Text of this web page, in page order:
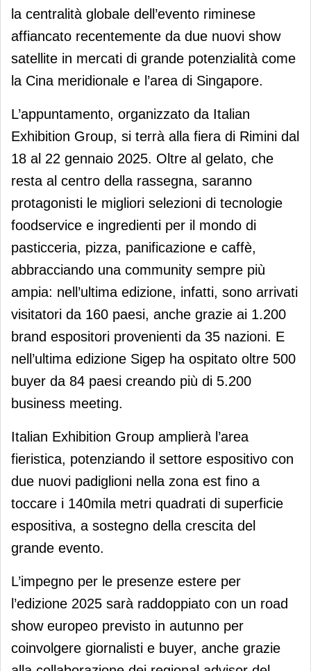
la centralità globale dell’evento riminese
affiancato recentemente da due nuovi show
satellite in mercati di grande potenzialità come
la Cina meridionale e l’area di Singapore.
L’appuntamento, organizzato da Italian
Exhibition Group, si terrà alla fiera di Rimini dal
18 al 22 gennaio 2025. Oltre al gelato, che
resta al centro della rassegna, saranno
protagonisti le migliori selezioni di tecnologie
foodservice e ingredienti per il mondo di
pasticceria, pizza, panificazione e caffè,
abbracciando una community sempre più
ampia: nell’ultima edizione, infatti, sono arrivati
visitatori da 160 paesi, anche grazie ai 1.200
brand espositori provenienti da 35 nazioni. E
nell’ultima edizione Sigep ha ospitato oltre 500
buyer da 84 paesi creando più di 5.200
business meeting.
Italian Exhibition Group amplierà l’area
fieristica, potenziando il settore espositivo con
due nuovi padiglioni nella zona est fino a
toccare i 140mila metri quadrati di superficie
espositiva, a sostegno della crescita del
grande evento.
L’impegno per le presenze estere per
l’edizione 2025 sarà raddoppiato con un road
show europeo previsto in autunno per
coinvolgere giornalisti e buyer, anche grazie